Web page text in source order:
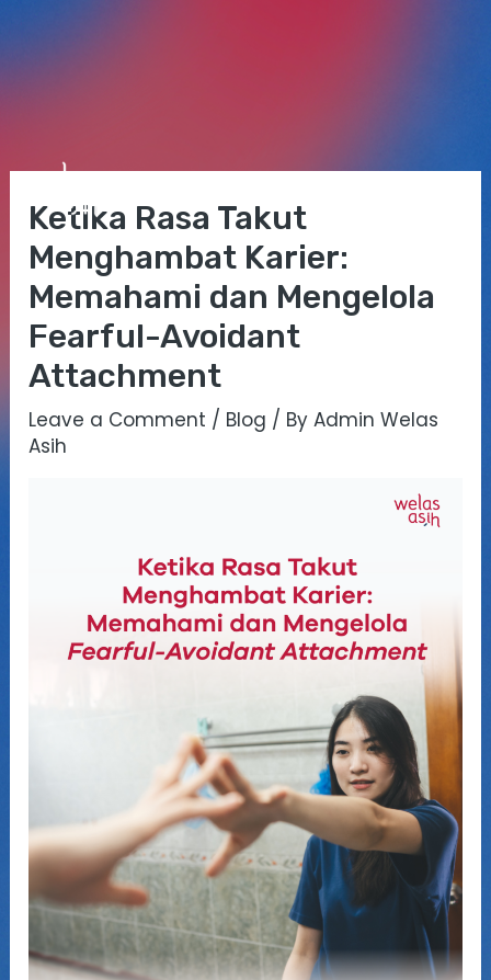
content
Ketika Rasa Takut
Menghambat Karier:
Memahami dan Mengelola
Fearful-Avoidant
Attachment
Leave a Comment / Blog / ByAdmin Welas
Asih